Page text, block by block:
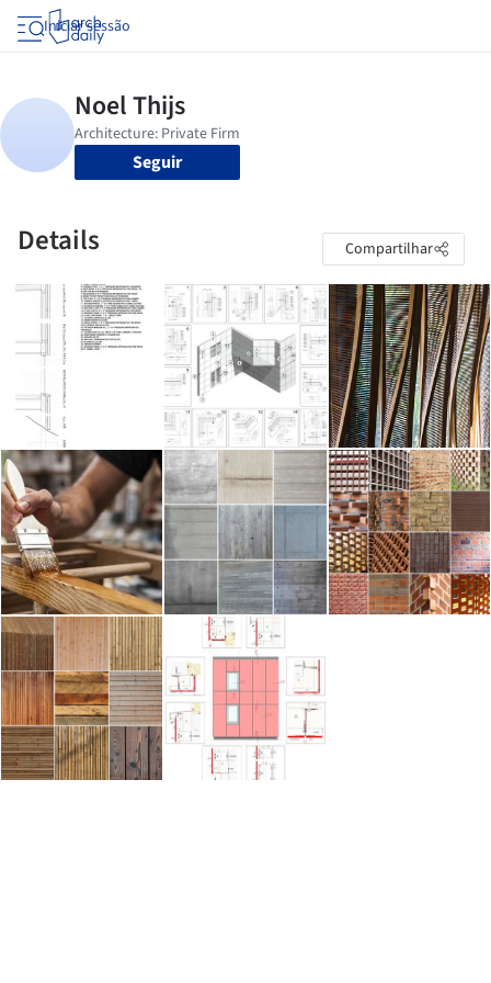
Iniciar sessão
Seguir
Details Compartilhar